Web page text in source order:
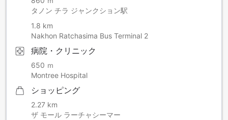
タノン チラ ジャンクション駅
1.8 km
Nakhon Ratchasima Bus Terminal 2
病院・クリニック
650 ｍ
Montree Hospital
ショッピング
2.27 km
ザ モール ラーチャシーマー